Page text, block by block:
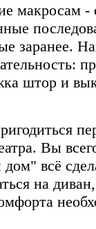
макросам -
заранее.
штор и
Вы
всё
на